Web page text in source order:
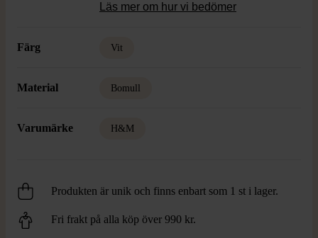
Läs mer om hur vi bedömer
Färg Vit
Material Bomull
Varumärke H&M
Produkten är unik och finns enbart som 1 st i lager.
Fri frakt på alla köp över 990 kr.